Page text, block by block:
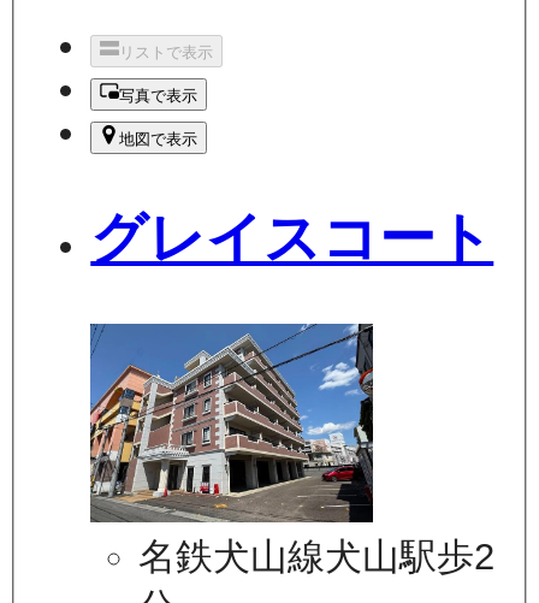
リストで表示
写真で表示
地図で表示
グレイスコート
名鉄犬山線犬山駅歩2